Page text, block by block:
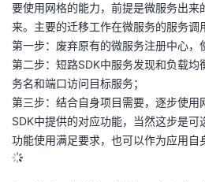
要使用网格的能力，前提是微服务出来
来。主要的迁移工作在微服务的服务调
第一步：废弃原有的微服务注册中心，
第二步：短路SDK中服务发现和负载
务名和端口访问目标服务；
第三步：结合自身项目需要，逐步使用
SDK中提供的对应功能，当然这步是
功能使用满足要求，也可以作为应用自